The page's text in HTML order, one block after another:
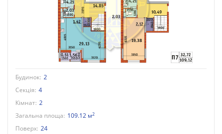
Будинок: 2
Секція: 4
Кімнат: 2
Загальна площа: 109.12 м2
Поверх: 24